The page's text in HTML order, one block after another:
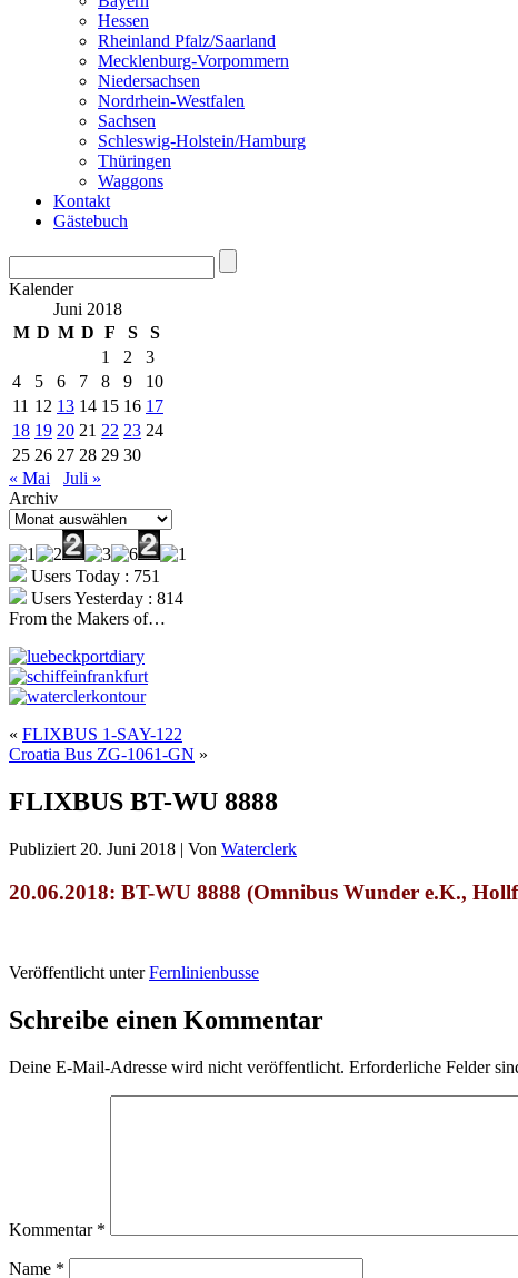
Hessen
Rheinland Pfalz/Saarland
Mecklenburg-Vorpommern
Niedersachsen
Nordrhein-Westfalen
Sachsen
Schleswig-Holstein/Hamburg
Thüringen
Waggons
Kontakt
Gästebuch
Kalender
Juni 2018
M D M D F S
S
1
2
3
4
5 6 7 8 9
10
11 12 13 14 15 16 17
18 19 20 21 22 23 24
25 26 27 28 29 30
« Mai
Juli »
Archiv
Archiv
Users Today : 751
Users Yesterday : 814
From the Makers of…
« FLIXBUS 1-SAY-122
Croatia Bus ZG-1061-GN »
FLIXBUS BT-WU 8888
Publiziert 20. Juni 2018 | Von Waterclerk
20.06.2018: BT-WU 8888 (Omnibus Wunder e.K.,
Veröffentlicht unter Fernlinienbusse
Schreibe einen Kommentar
Deine E-Mail-Adresse wird nicht veröffentlicht. Erforderliche Felder
Kommentar *
Name *